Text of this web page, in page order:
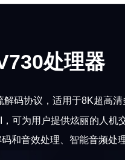
处理器
码协议，适用于8K超高
可为用户提供炫丽的人机
和音效处理、智能音频处